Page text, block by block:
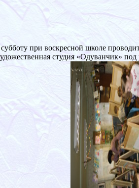
при воскресной школе
студия «Одуванчик»